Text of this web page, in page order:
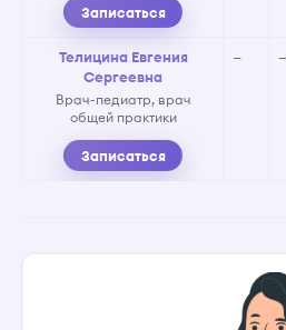
Записаться
Телицина Евгения
Сергеевна
Врач-педиатр, врач
общей практики
Записаться
— —